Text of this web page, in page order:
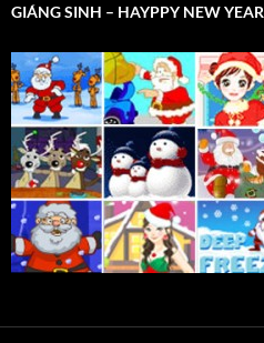
GIÁNG SINH – HAYPPY NEW YEAR